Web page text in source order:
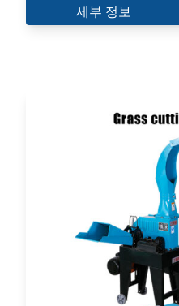
세부 정보